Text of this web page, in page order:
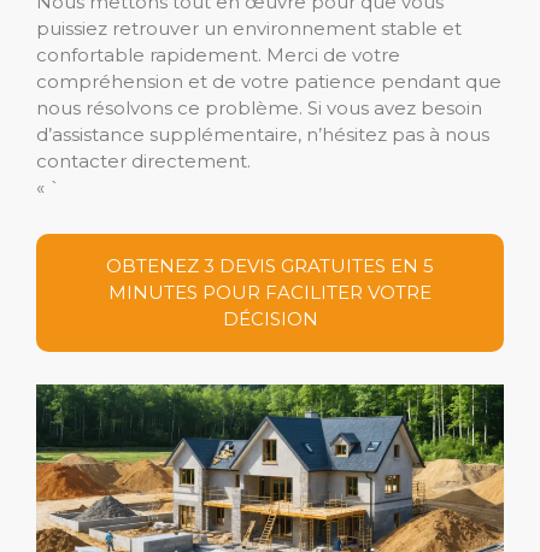
puissiez retrouver un environnement stable et
confortable rapidement. Merci de votre
compréhension et de votre patience pendant que
nous résolvons ce problème. Si vous avez besoin
d’assistance supplémentaire, n’hésitez pas à nous
contacter directement.
« `
OBTENEZ 3 DEVIS GRATUITES EN 5
MINUTES POUR FACILITER VOTRE
DÉCISION